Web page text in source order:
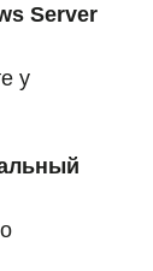
Server
у
даже